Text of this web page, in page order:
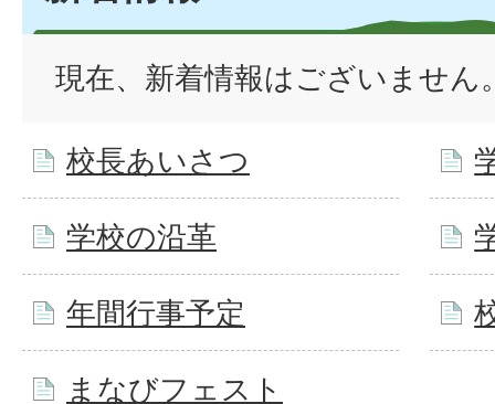
現在、新着情報はございません
校長あいさつ
学校の沿革
年間行事予定
まなびフェスト